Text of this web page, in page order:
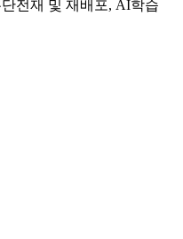
전재 및 재배포, AI학습